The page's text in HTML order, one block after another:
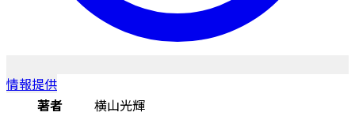
情報提供
著者
横山光輝